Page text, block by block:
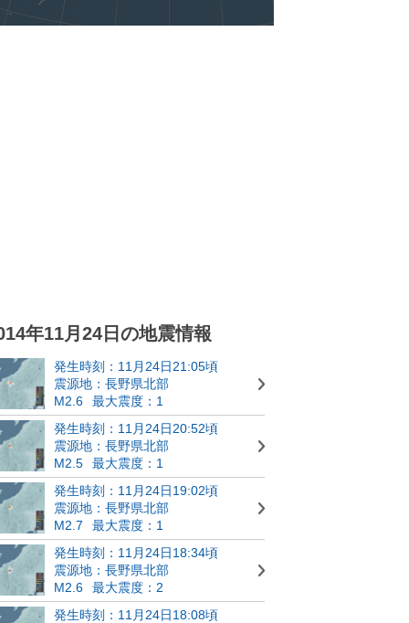
年11月24日の地震情報
発生時刻：11月24日21:05頃
震源地：長野県北部
M2.6
最大震度：1
発生時刻：11月24日20:52頃
震源地：長野県北部
M2.5
最大震度：1
発生時刻：11月24日19:02頃
震源地：長野県北部
M2.7
最大震度：1
発生時刻：11月24日18:34頃
震源地：長野県北部
M2.6
最大震度：2
発生時刻：11月24日18:08頃